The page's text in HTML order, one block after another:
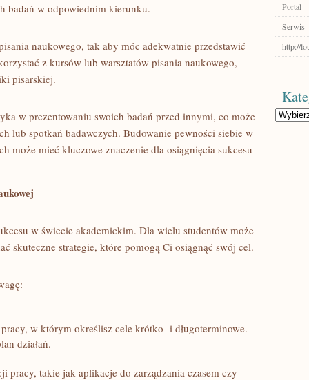
badań ⁣w odpowiednim kierunku.
naukowego, tak aby móc adekwatnie przedstawić
z⁤ kursów lub warsztatów pisania naukowego,
pisarskiej.
w ‍prezentowaniu swoich badań​ przed innymi, co może
lub⁢ spotkań badawczych. Budowanie pewności siebie w
może mieć kluczowe znaczenie dla osiągnięcia sukcesu‌
w świecie akademickim. ‌Dla wielu ⁣studentów może
skuteczne strategie, które pomogą Ci osiągnąć swój cel.
w którym określisz cele krótko- i długoterminowe.
​działań.
pracy, takie jak aplikacje do zarządzania czasem czy
Portal
Serwis
http://
Kategorie